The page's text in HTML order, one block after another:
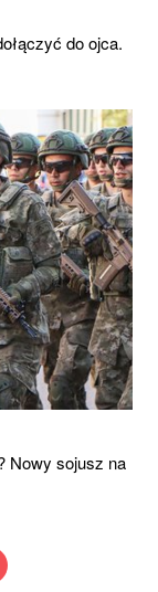
do ojca.
Nowy sojusz na